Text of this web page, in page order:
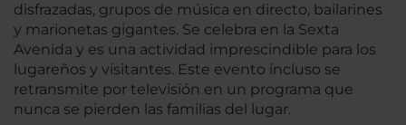
disfrazadas, grupos de música en directo, bailarines
y marionetas gigantes. Se celebra en la Sexta
Avenida y es una actividad imprescindible para los
lugareños y visitantes. Este evento incluso se
retransmite por televisión en un programa que
nunca se pierden las familias del lugar.